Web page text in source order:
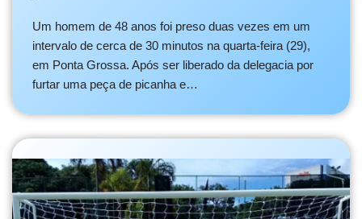
Um homem de 48 anos foi preso duas vezes em um
intervalo de cerca de 30 minutos na quarta-feira (29),
em Ponta Grossa. Após ser liberado da delegacia por
furtar uma peça de picanha e…